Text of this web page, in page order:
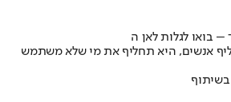
אנשים, היא תחליף את מי שלא משתמש